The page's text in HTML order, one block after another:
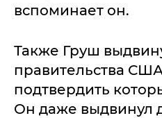
вспоминает он.
Также Груш
правительства
подтвердить
Он даже выдвинул